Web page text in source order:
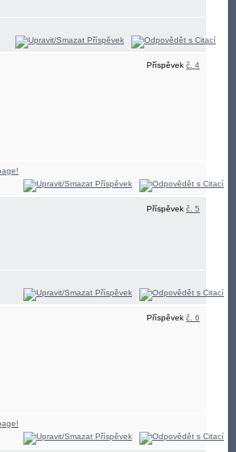
Příspěvek č. 4
Příspěvek č. 5
Příspěvek č. 6